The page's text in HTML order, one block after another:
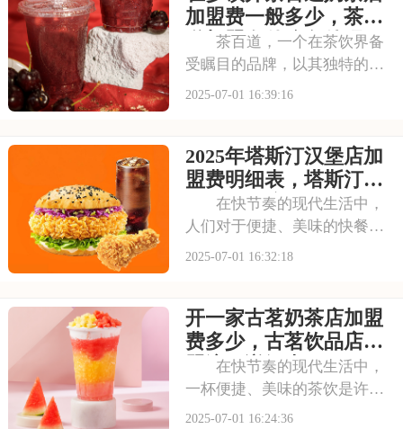
仿佛穿越时空，感受到浓厚的
茶文化。每一款茶饮
加盟费一般多少，茶百
道加盟有什么条件吗
茶百道，一个在茶饮界备
受瞩目的品牌，以其独特的中
式茶饮风格和深厚的文化底
装修风格和温馨的氛围让人仿
佛穿越时空，感受到浓厚的茶
文化。每一款茶饮都选
2025-07-01 16:39:16
2025年塔斯汀汉堡店加
盟费明细表，塔斯汀加
盟有什么流程及条件呢
在快节奏的现代生活中，
人们对于便捷、美味的快餐需
求日益增长。塔斯汀汉堡以其
的热门加盟项目。塔斯汀的汉
堡系列丰富多样，既有经典的
牛肉汉堡，又有创新
2025-07-01 16:32:18
开一家古茗奶茶店加盟
费多少，古茗饮品店加
盟流程详细表
在快节奏的现代生活中，
一杯便捷、美味的茶饮是许多
人日常的必需品。古茗以其独
2025-07-01 16:24:36